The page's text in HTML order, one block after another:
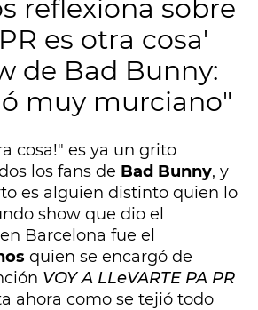
reflexiona sobre
es otra cosa'
de Bad Bunny:
muy murciano"
cosa!" es ya un grito
los fans de Bad Bunny, y
es alguien distinto quien lo
show que dio el
Barcelona fue el
quien se encargó de
VOY A LLeVARTE PA PR
ahora como se tejió todo